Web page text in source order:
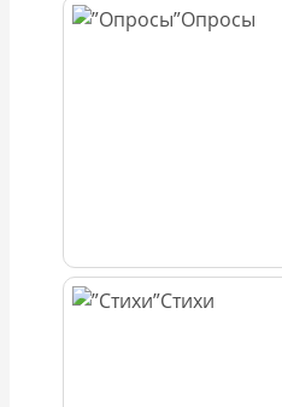
Опросы
Стихи